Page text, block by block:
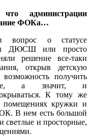
администрации
ФОКа…
вопрос о статусе
ДЮСШ или просто
решение все-таки
открыв детскую
получить
а значит, и
К тому же
помещениях кружки и
В нем есть большой
светлые и просторные,